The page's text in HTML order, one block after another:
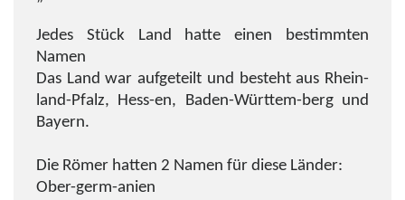
Jedes Stück Land hatte einen bestimmten
Namen
Das Land war aufgeteilt und besteht aus Rhein-
land-Pfalz, Hess-en, Baden-Württem-berg und
Bayern.
Die Römer hatten 2 Namen für diese Länder:
Ober-germ-anien